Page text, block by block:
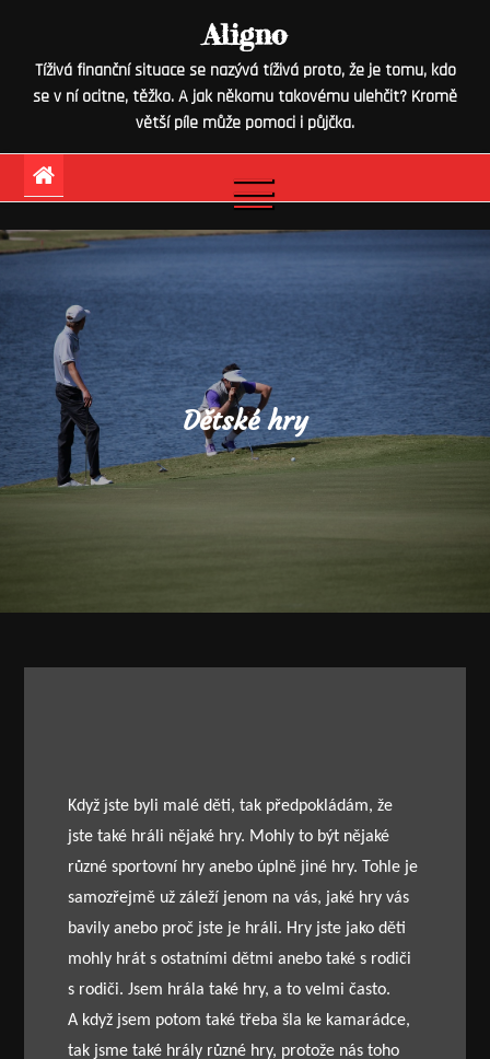
content
Aligno
Tíživá finanční situace se nazývá tíživá proto, že je tomu, kdo
se v ní ocitne, těžko. A jak někomu takovému ulehčit? Kromě
větší píle může pomoci i půjčka.
Dětské hry
Když jste byli malé děti, tak předpokládám, že
jste také hráli nějaké hry. Mohly to být nějaké
různé sportovní hry anebo úplně jiné hry. Tohle je
samozřejmě už záleží jenom na vás, jaké hry vás
bavily anebo proč jste je hráli. Hry jste jako děti
mohly hrát s ostatními dětmi anebo také s rodiči
s rodiči. Jsem hrála také hry, a to velmi často.
A když jsem potom také třeba šla ke kamarádce,
tak jsme také hrály různé hry, protože nás toho